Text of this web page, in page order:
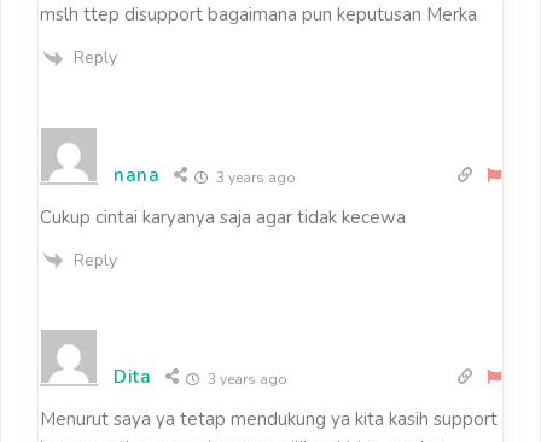
mslh ttep disupport bagaimana pun keputusan Merka
Reply
nana 3 years ago
Cukup cintai karyanya saja agar tidak kecewa
Reply
Dita 3 years ago
Menurut saya ya tetap mendukung ya kita kasih support